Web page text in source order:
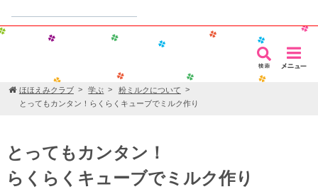
ほほえみクラブ 学ぶ
粉ミルクについて
とってもカンタン！らくらくキューブでミルク作り
とってもカンタン！
らくらくキューブでミルク作り